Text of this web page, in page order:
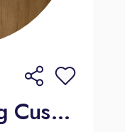
Dutch speaking Customer Advisor - Athens, Greece